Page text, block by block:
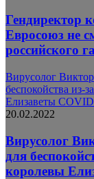
Гендиректор
Евросоюз не
российского
Вирусолог
беспокойства из-
Елизаветы
20.02.2022
Вирусолог
для
королевы